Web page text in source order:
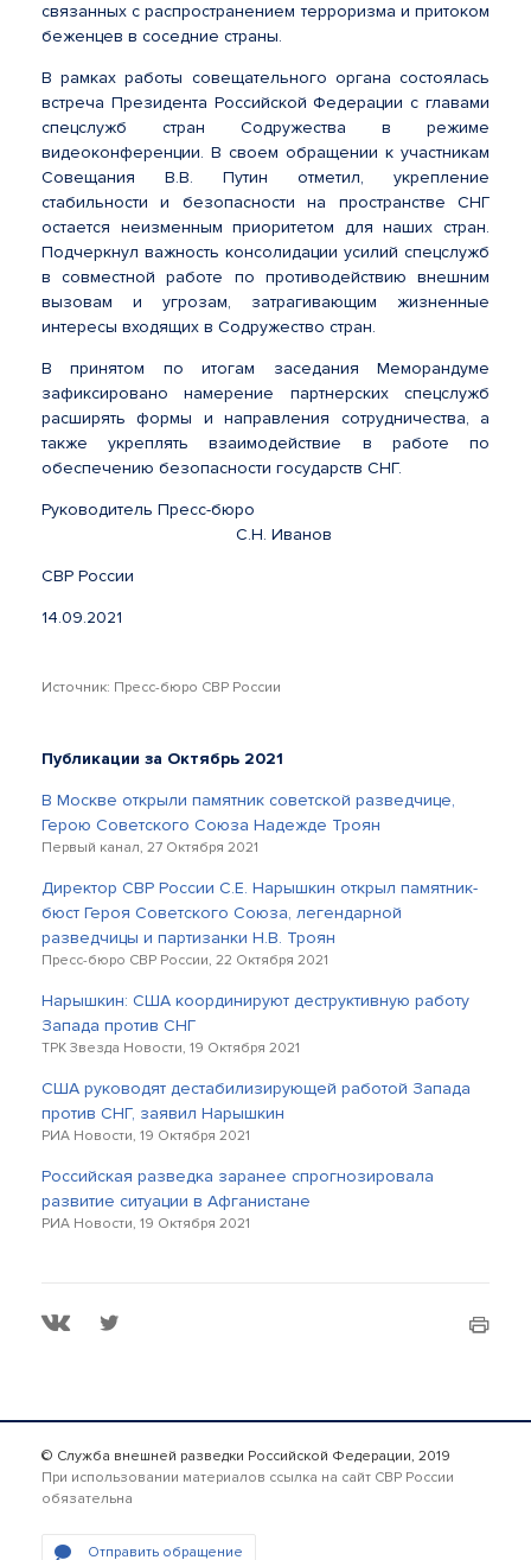
связанных с распространением терроризма и притоком
беженцев в соседние страны.
В рамках работы совещательного органа состоялась
встреча Президента Российской Федерации с главами
спецслужб стран Содружества в режиме
видеоконференции. В своем обращении к участникам
Совещания В.В. Путин отметил, укрепление
стабильности и безопасности на пространстве СНГ
остается неизменным приоритетом для наших стран.
Подчеркнул важность консолидации усилий спецслужб
в совместной работе по противодействию внешним
вызовам и угрозам, затрагивающим жизненные
интересы входящих в Содружество стран.
В принятом по итогам заседания Меморандуме
зафиксировано намерение партнерских спецслужб
расширять формы и направления сотрудничества, а
также укреплять взаимодействие в работе по
обеспечению безопасности государств СНГ.
Руководитель Пресс-бюро
С.Н. Иванов
СВР России
14.09.2021
Источник: Пресс-бюро СВР России
Публикации за Октябрь 2021
В Москве открыли памятник советской разведчице,
Герою Советского Союза Надежде Троян
Первый канал, 27 Октября 2021
Директор СВР России С.Е. Нарышкин открыл памятник-
бюст Героя Советского Союза, легендарной
разведчицы и партизанки Н.В. Троян
Пресс-бюро СВР России, 22 Октября 2021
Нарышкин: США координируют деструктивную работу
Запада против СНГ
ТРК Звезда Новости, 19 Октября 2021
США руководят дестабилизирующей работой Запада
против СНГ, заявил Нарышкин
РИА Новости, 19 Октября 2021
Российская разведка заранее спрогнозировала
развитие ситуации в Афганистане
РИА Новости, 19 Октября 2021
© Служба внешней разведки Российской Федерации, 2019
При использовании материалов ссылка на сайт СВР России
обязательна
Отправить обращение